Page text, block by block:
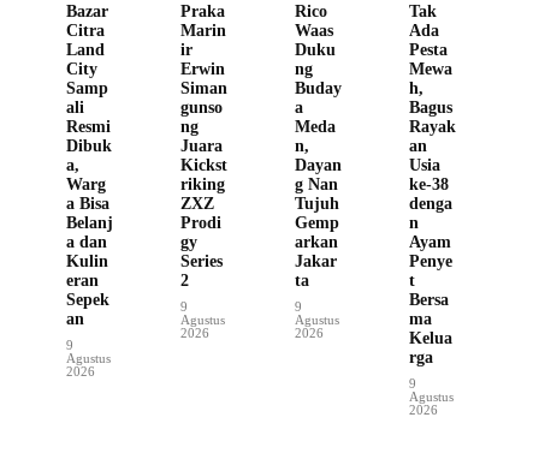
Bazar
Citra
Land
City
Samp
ali
Resmi
Dibuk
a,
Warg
a Bisa
Belanj
a dan
Kulin
eran
Sepek
an
9
Agustus
2026
Praka
Marin
ir
Erwin
Siman
gunso
ng
Juara
Kickst
riking
ZXZ
Prodi
gy
Series
2
9
Agustus
2026
Rico
Waas
Duku
ng
Buday
a
Meda
n,
Dayan
g Nan
Tujuh
Gemp
arkan
Jakar
ta
9
Agustus
2026
Tak
Ada
Pesta
Mewa
h,
Bagus
Rayak
an
Usia
ke-38
denga
n
Ayam
Penye
t
Bersa
ma
Kelua
rga
9
Agustus
2026